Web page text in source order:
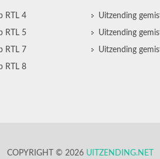
RTL 4
RTL 5
RTL 7
RTL 8
Uitzending
Uitzending
Uitzending
COPYRIGHT © 2026 UITZENDING.NET